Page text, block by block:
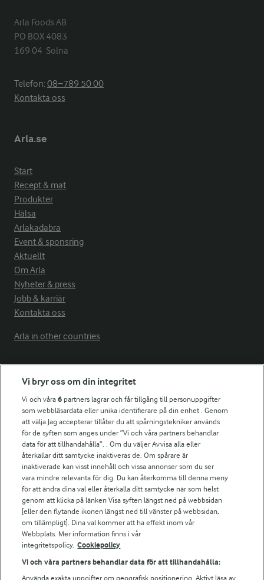
Arla Foods AB
PO BOX 4083
169 04  Solna
Telefon:08−789 50 00
Kontakta oss
Arla.se
Start
Recept & mat
Produkter
Hälsa
Arlakadabra
Event & sponsring
Aktuellt
Om Arla
Nyheter & press
Jobb & karriär
Kontakta oss
Arla in other countries
Fler Arlasajter
För ägare
Arlas kundportal
Arla.com
Falbygdens Ost
Arla webbshop
Bildbank
Följ oss
Vi bryr oss om din integritet
Vi och våra6 partners lagrar och får tillgång till personuppgifter
som webbläsardata eller unika identifierare på din enhet . Genom
att välja Jag accepterar tillåter du att spårningstekniker används
för de syften som anges under ”Vi och våra partners behandlar
data för att tillhandahålla”. . Om du väljer Avvisa alla eller
återkallar ditt samtycke inaktiveras de. Om spårare är
inaktiverade kan visst innehåll och vissa annonser som du ser
vara mindre relevanta för dig. Du kan återkomma till denna meny
för att ändra dina val eller återkalla ditt samtycke när som helst
genom att klicka på länken Visa syften längst ned på webbsidan
[eller den flytande ikonen längst ned till vänster på webbsidan,
om tillämpligt]. Dina val kommer att ha effekt inom vår
Webbplats. Mer information finns i vår
integritetspolicy. Cookiepolicy
Vi och våra partners behandlar data för att tillhandahålla:
Använda exakta uppgifter om geografisk positionering. Aktivt läsa av